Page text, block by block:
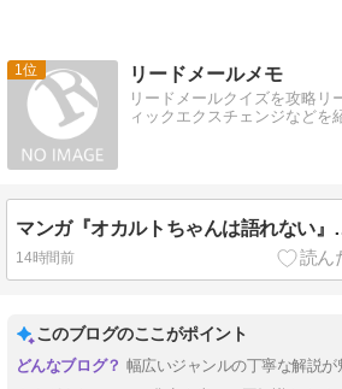
1 リードメールメモ
リードメールクイズを攻略リ
ィックエクスチェンジなどを
マンガ『オカルトちゃ
14時間前
このブログのここがポイント
幅広いジャンルの丁寧な解説が